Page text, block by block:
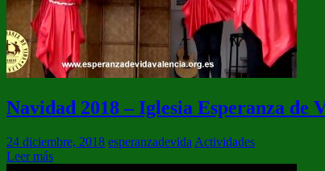
Navidad 2018 – Iglesia Esperanza de
24 diciembre, 2018 esperanzadevida Actividades
Leer más